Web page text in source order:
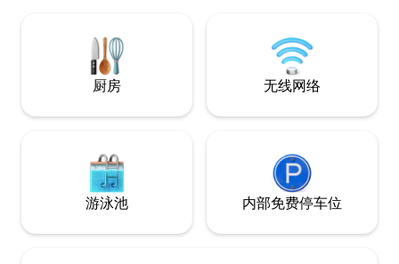
两间独立卧室。 露台上有热水浴缸（使用
需支付额外费用）
厨房 无线网络
游泳池 内部免费停车位